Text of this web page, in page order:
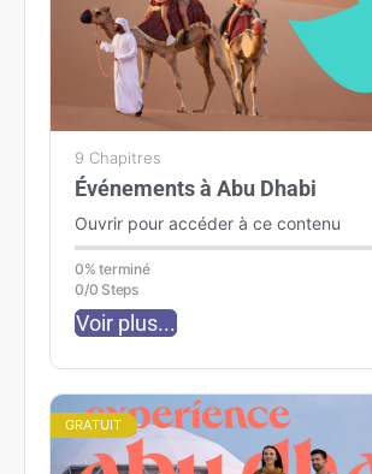
9 Chapitres
Événements à Abu Dhabi
Ouvrir pour accéder à ce contenu
0% terminé
0/0 Steps
Voir plus...
GRATUIT